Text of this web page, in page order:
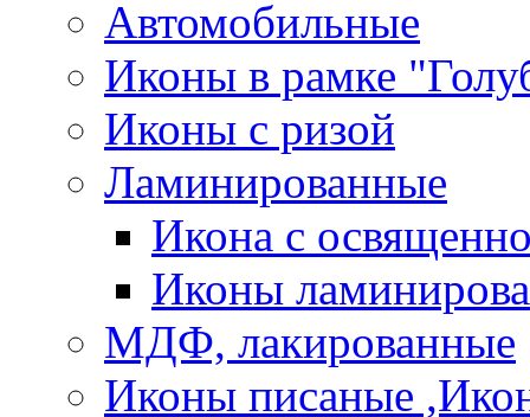
Автомобильные
Иконы в рамке
Иконы с ризой
Ламинированные
Икона с
Иконы
МДФ, лакированные
Иконы писаные